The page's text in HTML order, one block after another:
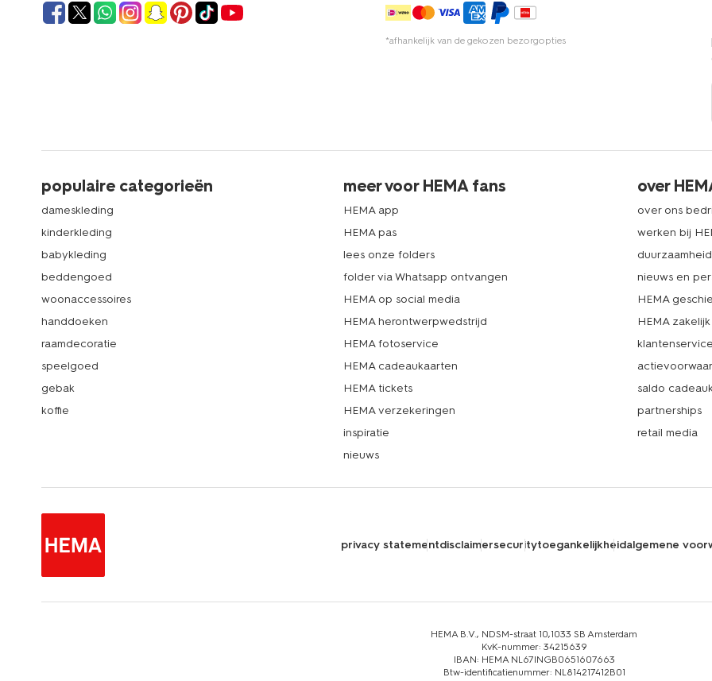
*afhankelijk van de gekozen bezorgopties
populaire categorieën
dameskleding
kinderkleding
babykleding
beddengoed
woonaccessoires
handdoeken
raamdecoratie
speelgoed
gebak
koffie
meer voor HEMA fans
HEMA app
HEMA pas
lees onze folders
folder via Whatsapp ontvangen
HEMA op social media
HEMA herontwerpwedstrijd
HEMA fotoservice
HEMA cadeaukaarten
HEMA tickets
HEMA verzekeringen
inspiratie
nieuws
over
over ons
werken bij
duurzaamheid
nieuws en
HEMA
HEMA zakelijk
klantenservice
saldo
partnerships
retail media
privacy statementdisclaimersecuritytoegankelijkheidalgemene
HEMA B.V., NDSM-straat 10,1033 SB Amsterdam
KvK-nummer: 34215639
IBAN: HEMA NL67INGB0651607663
Btw-identificatienummer: NL814217412B01